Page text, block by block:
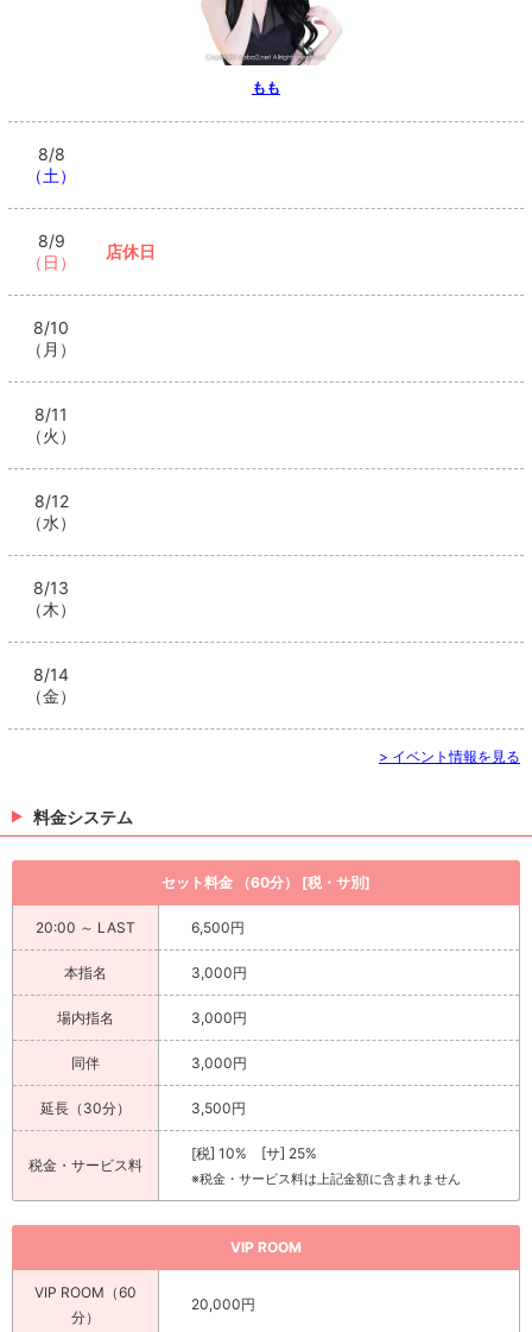
もも
8/8
（土）
8/9
（日）
店休日
8/10
（月）
8/11
（火）
8/12
（水）
8/13
（木）
8/14
（金）
> イベント情報を見る
料金システム
セット料金 （60分） [税・サ別]
20:00 ～ LAST 6,500円
本指名 3,000円
場内指名 3,000円
同伴 3,000円
延長（30分） 3,500円
税金・サービス料
[税] 10% [サ] 25%
※税金・サービス料は上記金額に含まれません
VIP ROOM
VIP ROOM（60
分）
20,000円